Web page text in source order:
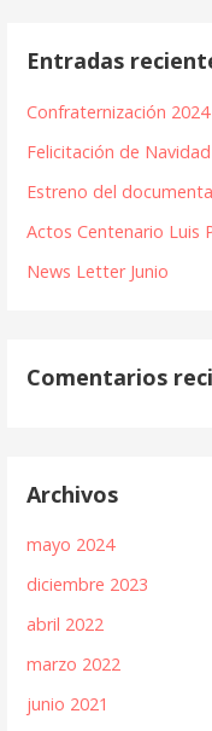
Entradas
Confraternización
Felicitación de
Estreno del
Actos Centenario Luis
News Letter Junio
Comentarios
Archivos
mayo 2024
diciembre 2023
abril 2022
marzo 2022
junio 2021